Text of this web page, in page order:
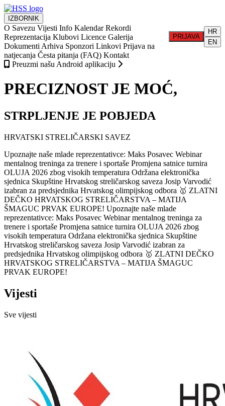
IZBORNIK
O Savezu Vijesti Info Kalendar Rekordi
Reprezentacija Klubovi Licence Galerija
Dokumenti Arhiva Sponzori Linkovi Prijava na
natjecanja Česta pitanja (FAQ) Kontakt
PRIJAVA
HR
EN
Preuzmi našu Android aplikaciju
PRECIZNOST JE MOĆ,
STRPLJENJE JE POBJEDA
HRVATSKI STRELIČARSKI SAVEZ
Upoznajte naše mlade reprezentativce: Maks Posavec Webinar
mentalnog treninga za trenere i sportaše Promjena satnice turnira
OLUJA 2026 zbog visokih temperatura Održana elektronička
sjednica Skupštine Hrvatskog streličarskog saveza Josip Varvodić
izabran za predsjednika Hrvatskog olimpijskog odbora 🥇 ZLATNI
DEČKO HRVATSKOG STRELIČARSTVA – MATIJA
ŠMAGUC PRVAK EUROPE! Upoznajte naše mlade
reprezentativce: Maks Posavec Webinar mentalnog treninga za
trenere i sportaše Promjena satnice turnira OLUJA 2026 zbog
visokih temperatura Održana elektronička sjednica Skupštine
Hrvatskog streličarskog saveza Josip Varvodić izabran za
predsjednika Hrvatskog olimpijskog odbora 🥇 ZLATNI DEČKO
HRVATSKOG STRELIČARSTVA – MATIJA ŠMAGUC
PRVAK EUROPE!
Vijesti
Sve vijesti